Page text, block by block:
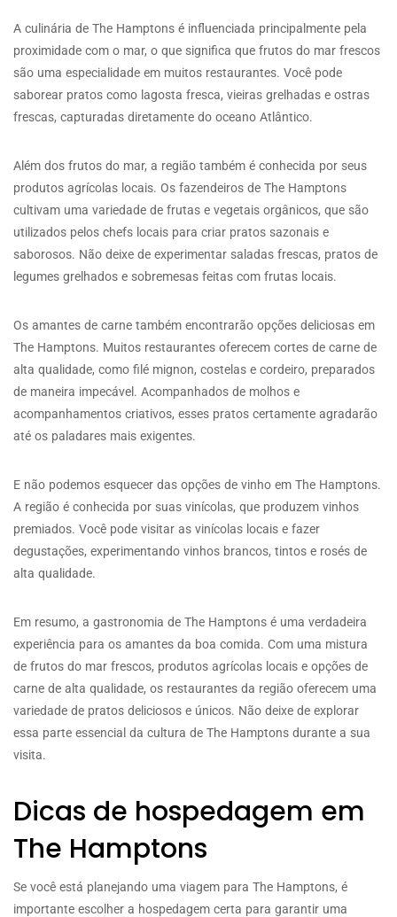
A culinária de The Hamptons é influenciada principalmente pela
proximidade com o mar, o que significa que frutos do mar frescos
são uma especialidade em muitos restaurantes. Você pode
saborear pratos como lagosta fresca, vieiras grelhadas e ostras
frescas, capturadas diretamente do oceano Atlântico.
Além dos frutos do mar, a região também é conhecida por seus
produtos agrícolas locais. Os fazendeiros de The Hamptons
cultivam uma variedade de frutas e vegetais orgânicos, que são
utilizados pelos chefs locais para criar pratos sazonais e
saborosos. Não deixe de experimentar saladas frescas, pratos de
legumes grelhados e sobremesas feitas com frutas locais.
Os amantes de carne também encontrarão opções deliciosas em
The Hamptons. Muitos restaurantes oferecem cortes de carne de
alta qualidade, como filé mignon, costelas e cordeiro, preparados
de maneira impecável. Acompanhados de molhos e
acompanhamentos criativos, esses pratos certamente agradarão
até os paladares mais exigentes.
E não podemos esquecer das opções de vinho em The Hamptons.
A região é conhecida por suas vinícolas, que produzem vinhos
premiados. Você pode visitar as vinícolas locais e fazer
degustações, experimentando vinhos brancos, tintos e rosés de
alta qualidade.
Em resumo, a gastronomia de The Hamptons é uma verdadeira
experiência para os amantes da boa comida. Com uma mistura
de frutos do mar frescos, produtos agrícolas locais e opções de
carne de alta qualidade, os restaurantes da região oferecem uma
variedade de pratos deliciosos e únicos. Não deixe de explorar
essa parte essencial da cultura de The Hamptons durante a sua
visita.
Dicas de hospedagem em
The Hamptons
Se você está planejando uma viagem para The Hamptons, é
importante escolher a hospedagem certa para garantir uma